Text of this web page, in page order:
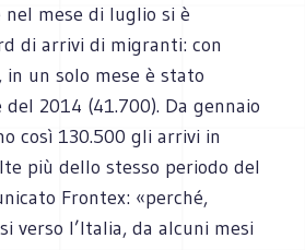
nel mese di luglio si è
di arrivi di migranti: con
un solo mese è stato
2014 (41.700). Da gennaio
così 130.500 gli arrivi in
più dello stesso periodo del
Frontex: «perché,
verso l’Italia, da alcuni mesi